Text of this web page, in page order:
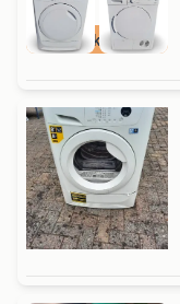
Leegverkoop OP=OP